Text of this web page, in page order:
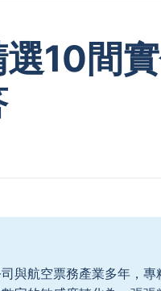
10間
與航空票務產業多年，